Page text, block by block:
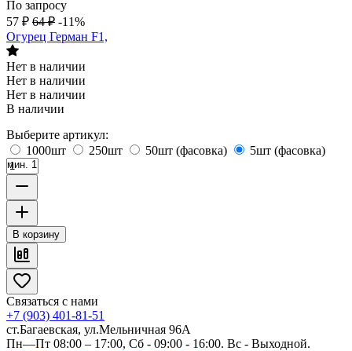
По запросу
57 ₽ 64 ₽ -11%
Огурец Герман F1,
Нет в наличии
Нет в наличии
Нет в наличии
В наличии
Выберите артикул:
1000шт
250шт 50шт (фасовка) 5шт (фасовка)
мин. 1
В корзину
Связаться с нами
+7 (903) 401-81-51
ст.Багаевская, ул.Мельничная 96А
Пн—Пт 08:00 – 17:00, Сб - 09:00 - 16:00. Вс - Выходной.